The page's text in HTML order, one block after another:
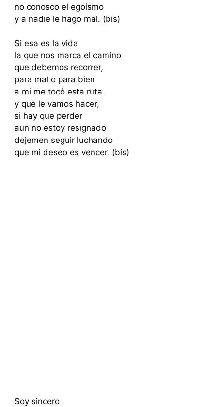
no conosco el egoísmo
y a nadie le hago mal. (bis)
Si esa es la vida
la que nos marca el camino
que debemos recorrer,
para mal o para bien
a mi me tocó esta ruta
y que le vamos hacer,
si hay que perder
aun no estoy resignado
dejemen seguir luchando
que mi deseo es vencer. (bis)
Soy sincero